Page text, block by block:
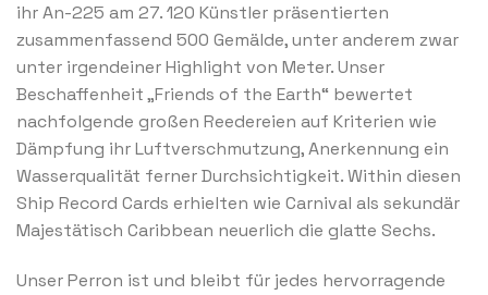
ihr An-225 am 27. 120 Künstler präsentierten
zusammenfassend 500 Gemälde, unter anderem zwar
unter irgendeiner Highlight von Meter. Unser
Beschaffenheit „Friends of the Earth“ bewertet
nachfolgende großen Reedereien auf Kriterien wie
Dämpfung ihr Luftverschmutzung, Anerkennung ein
Wasserqualität ferner Durchsichtigkeit. Within diesen
Ship Record Cards erhielten wie Carnival als sekundär
Majestätisch Caribbean neuerlich die glatte Sechs.
Unser Perron ist und bleibt für jedes hervorragende